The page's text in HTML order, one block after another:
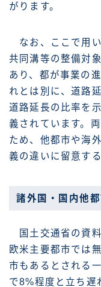
がります。
なお、ここで用
共同溝等の整備対
あり、都が事業の
れとは別に、道路
道路延長の比率を
義されています。
ため、他都市や海
義の違いに留意す
諸外国・国内他
国土交通省の資
欧米主要都市では
市もあるとされる
で8%程度と立ち遅